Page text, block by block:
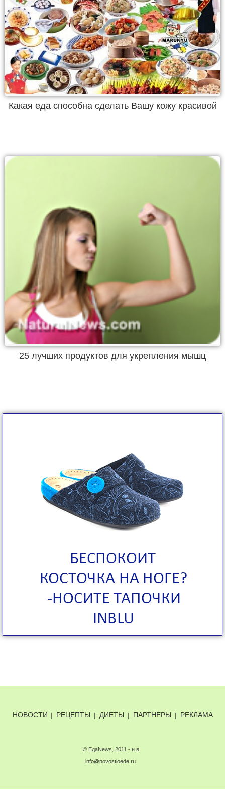
Какая еда способна сделать Вашу кожу красивой
25 лучших продуктов для укрепления мышц
НОВОСТИ | РЕЦЕПТЫ | ДИЕТЫ | ПАРТНЕРЫ | РЕКЛАМА
© ЕдаNews, 2011 - н.в.
info@novostioede.ru